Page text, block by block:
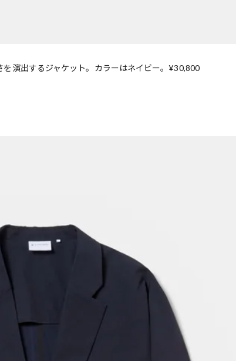
演出するジャケット。カラーはネイビー。¥30,800